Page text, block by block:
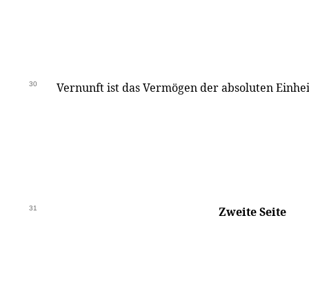
30 Vernunft ist das Vermögen der absoluten
31 Zweite Seite